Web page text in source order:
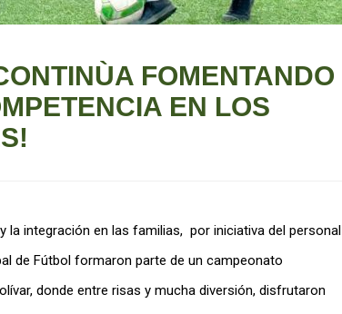
FOMENTANDO
EN LOS
la integración en las familias, por iniciativa del personal
de Fútbol formaron parte de un campeonato
donde entre risas y mucha diversión, disfrutaron